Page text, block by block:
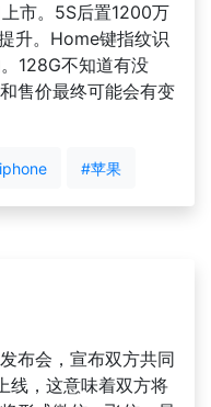
市。5S后置1200万
升。Home键指纹识
128G不知道有没
售价最终可能会有变
#苹果
布会，宣布双方共同
线，这意味着双方将